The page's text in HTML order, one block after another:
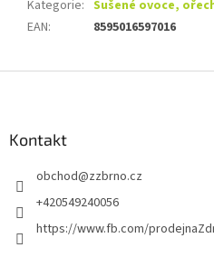
Kategorie: Sušené ovoce,
EAN: 8595016597016
Kontakt
obchod@zzbrno.cz
+420549240056
https://www.fb.com/